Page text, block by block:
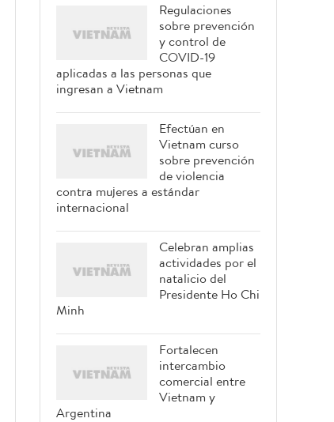
Regulaciones
sobre prevención
y control de
COVID-19
aplicadas a las personas que
ingresan a Vietnam
Efectúan en
Vietnam curso
sobre prevención
de violencia
contra mujeres a estándar
internacional
Celebran amplias
actividades por el
natalicio del
Presidente Ho Chi
Minh
Fortalecen
intercambio
comercial entre
Vietnam y
Argentina